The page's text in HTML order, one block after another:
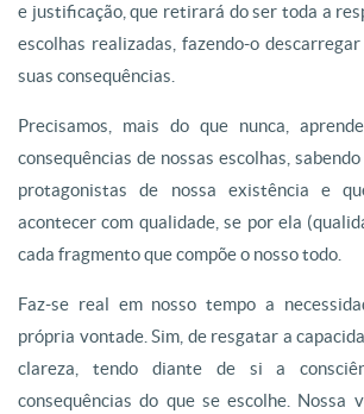
e justificação, que retirará do ser toda a
escolhas realizadas, fazendo-o
suas consequências.
Precisamos, mais do que nunca,
consequências de nossas escolhas,
protagonistas de nossa existência e
acontecer com qualidade, se por ela
cada fragmento que compõe o nosso todo.
Faz-se real em nosso tempo a
própria vontade. Sim, de resgatar a
clareza, tendo diante de si a
consequências do que se escolhe. Nossa